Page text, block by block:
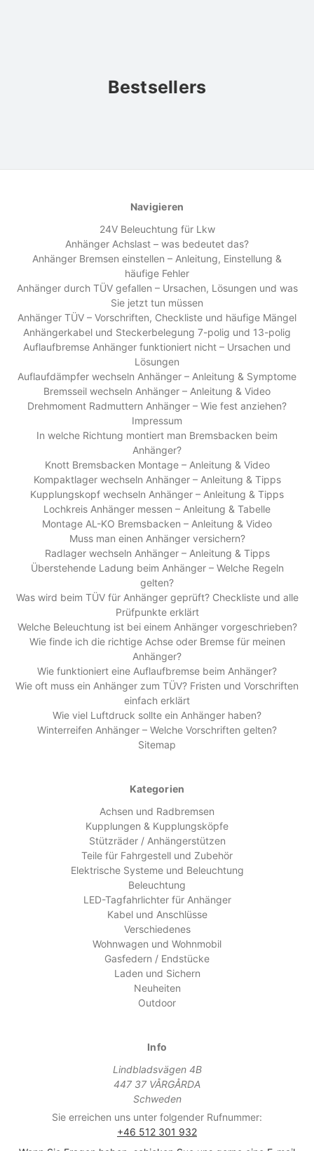
Bestsellers
Navigieren
24V Beleuchtung für Lkw
Anhänger Achslast – was bedeutet das?
Anhänger Bremsen einstellen – Anleitung, Einstellung &
häufige Fehler
Anhänger durch TÜV gefallen – Ursachen, Lösungen und was
Sie jetzt tun müssen
Anhänger TÜV – Vorschriften, Checkliste und häufige Mängel
Anhängerkabel und Steckerbelegung 7-polig und 13-polig
Auflaufbremse Anhänger funktioniert nicht – Ursachen und
Lösungen
Auflaufdämpfer wechseln Anhänger – Anleitung & Symptome
Bremsseil wechseln Anhänger – Anleitung & Video
Drehmoment Radmuttern Anhänger – Wie fest anziehen?
Impressum
In welche Richtung montiert man Bremsbacken beim
Anhänger?
Knott Bremsbacken Montage – Anleitung & Video
Kompaktlager wechseln Anhänger – Anleitung & Tipps
Kupplungskopf wechseln Anhänger – Anleitung & Tipps
Lochkreis Anhänger messen – Anleitung & Tabelle
Montage AL-KO Bremsbacken – Anleitung & Video
Muss man einen Anhänger versichern?
Radlager wechseln Anhänger – Anleitung & Tipps
Überstehende Ladung beim Anhänger – Welche Regeln
gelten?
Was wird beim TÜV für Anhänger geprüft? Checkliste und alle
Prüfpunkte erklärt
Welche Beleuchtung ist bei einem Anhänger vorgeschrieben?
Wie finde ich die richtige Achse oder Bremse für meinen
Anhänger?
Wie funktioniert eine Auflaufbremse beim Anhänger?
Wie oft muss ein Anhänger zum TÜV? Fristen und Vorschriften
einfach erklärt
Wie viel Luftdruck sollte ein Anhänger haben?
Winterreifen Anhänger – Welche Vorschriften gelten?
Sitemap
Kategorien
Achsen und Radbremsen
Kupplungen & Kupplungsköpfe
Stützräder / Anhängerstützen
Teile für Fahrgestell und Zubehör
Elektrische Systeme und Beleuchtung
Beleuchtung
LED-Tagfahrlichter für Anhänger
Kabel und Anschlüsse
Verschiedenes
Wohnwagen und Wohnmobil
Gasfedern / Endstücke
Laden und Sichern
Neuheiten
Outdoor
Info
Lindbladsvägen 4B
447 37 VÅRGÅRDA
Schweden
Sie erreichen uns unter folgender Rufnummer:
+46 512 301 932